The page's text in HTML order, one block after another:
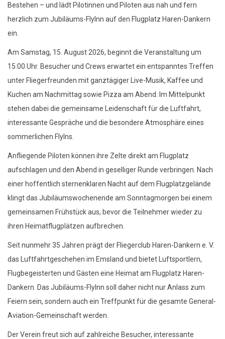
Bestehen – und lädt Pilotinnen und Piloten aus nah und fern
herzlich zum Jubiläums-FlyInn auf den Flugplatz Haren-Dankern
ein.
Am Samstag, 15. August 2026, beginnt die Veranstaltung um
15:00 Uhr. Besucher und Crews erwartet ein entspanntes Treffen
unter Fliegerfreunden mit ganztägiger Live-Musik, Kaffee und
Kuchen am Nachmittag sowie Pizza am Abend. Im Mittelpunkt
stehen dabei die gemeinsame Leidenschaft für die Luftfahrt,
interessante Gespräche und die besondere Atmosphäre eines
sommerlichen FlyIns.
Anfliegende Piloten können ihre Zelte direkt am Flugplatz
aufschlagen und den Abend in geselliger Runde verbringen. Nach
einer hoffentlich sternenklaren Nacht auf dem Flugplatzgelände
klingt das Jubiläumswochenende am Sonntagmorgen bei einem
gemeinsamen Frühstück aus, bevor die Teilnehmer wieder zu
ihren Heimatflugplätzen aufbrechen.
Seit nunmehr 35 Jahren prägt der Fliegerclub Haren-Dankern e. V.
das Luftfahrtgeschehen im Emsland und bietet Luftsportlern,
Flugbegeisterten und Gästen eine Heimat am Flugplatz Haren-
Dankern. Das Jubiläums-FlyInn soll daher nicht nur Anlass zum
Feiern sein, sondern auch ein Treffpunkt für die gesamte General-
Aviation-Gemeinschaft werden.
Der Verein freut sich auf zahlreiche Besucher, interessante